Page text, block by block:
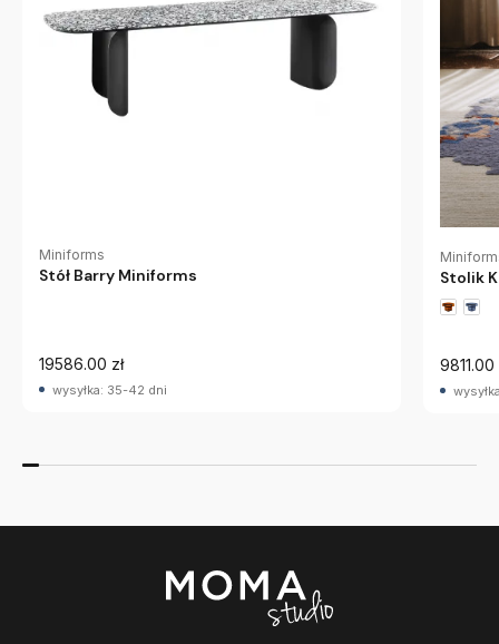
Miniforms
Stół Barry Miniforms
19586.00 zł
wysyłka: 35-42 dni
Stolik
9811.00